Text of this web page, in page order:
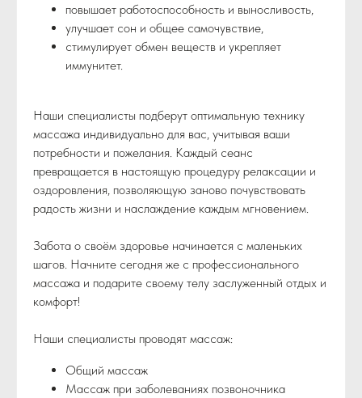
повышает работоспособность и выносливость,
улучшает сон и общее самочувствие,
стимулирует обмен веществ и укрепляет
иммунитет.
Наши специалисты подберут оптимальную технику
массажа индивидуально для вас, учитывая ваши
потребности и пожелания. Каждый сеанс
превращается в настоящую процедуру релаксации и
оздоровления, позволяющую заново почувствовать
радость жизни и наслаждение каждым мгновением.
Забота о своём здоровье начинается с маленьких
шагов. Начните сегодня же с профессионального
массажа и подарите своему телу заслуженный отдых и
комфорт!
Наши специалисты проводят массаж:
Общий массаж
Массаж при заболеваниях позвоночника